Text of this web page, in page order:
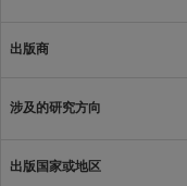
出版商
涉及的研究方向
出版国家或地区